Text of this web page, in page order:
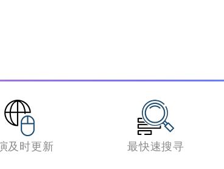
及时更新 最快速搜寻